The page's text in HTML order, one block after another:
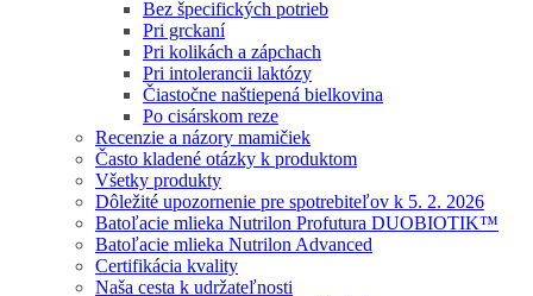
Bez špecifických potrieb
Pri grckaní
Pri kolikách a zápchach
Pri intolerancii laktózy
Čiastočne naštiepená bielkovina
Po cisárskom reze
Recenzie a názory mamičiek
Často kladené otázky k produktom
Všetky produkty
Dôležité upozornenie pre spotrebiteľov k 5. 2. 2026
Batoľacie mlieka Nutrilon Profutura DUOBIOTIK™
Batoľacie mlieka Nutrilon Advanced
Certifikácia kvality
Naša cesta k udržateľnosti